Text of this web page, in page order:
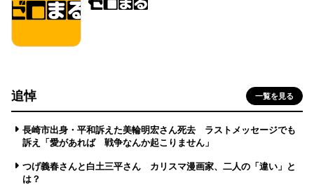
追悼 一覧を見る
長崎市出身・平和訴えた美輪明宏さん死去 ラストメッセージでも
訴え「愛があれば 戦争なんか起こりません」
つげ義春さんと白土三平さん カリスマ漫画家、二人の「違い」と
は？